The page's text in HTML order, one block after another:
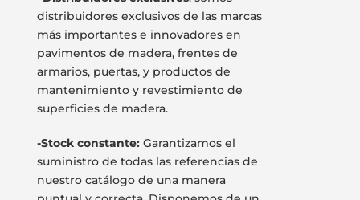
distribuidores exclusivos de las marcas
más importantes e innovadores en
pavimentos de madera, frentes de
armarios, puertas, y productos de
mantenimiento y revestimiento de
superficies de madera.
-Stock constante:Garantizamos el
suministro de todas las referencias de
nuestro catálogo de una manera